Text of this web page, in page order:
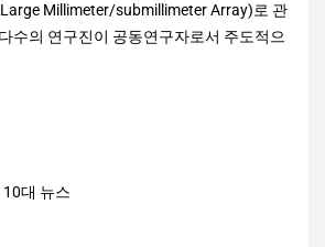
Millimeter/submillimeter Array)로 관
수의 연구진이 공동연구자로서 주도적으
10대 뉴스